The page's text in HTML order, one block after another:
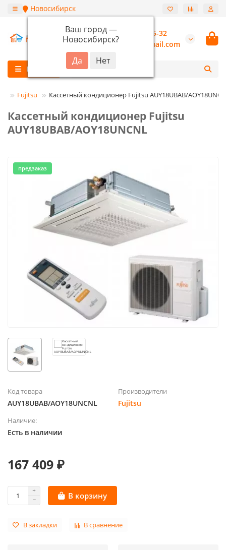
Новосибирск
Ваш город —
Новосибирск?
+7 (913) 987-55-32
burannsk@gmail.com
Каталог
Fujitsu Кассетный кондиционер Fujitsu AUY18UBAB/
Кассетный кондиционер Fujitsu
AUY18UBAB/AOY18UNCNL
предзаказ
Код товара
AUY18UBAB/AOY18UNCNL
Производители
Fujitsu
Наличие:
Есть в наличии
167 409 ₽
В корзину
В закладки В сравнение